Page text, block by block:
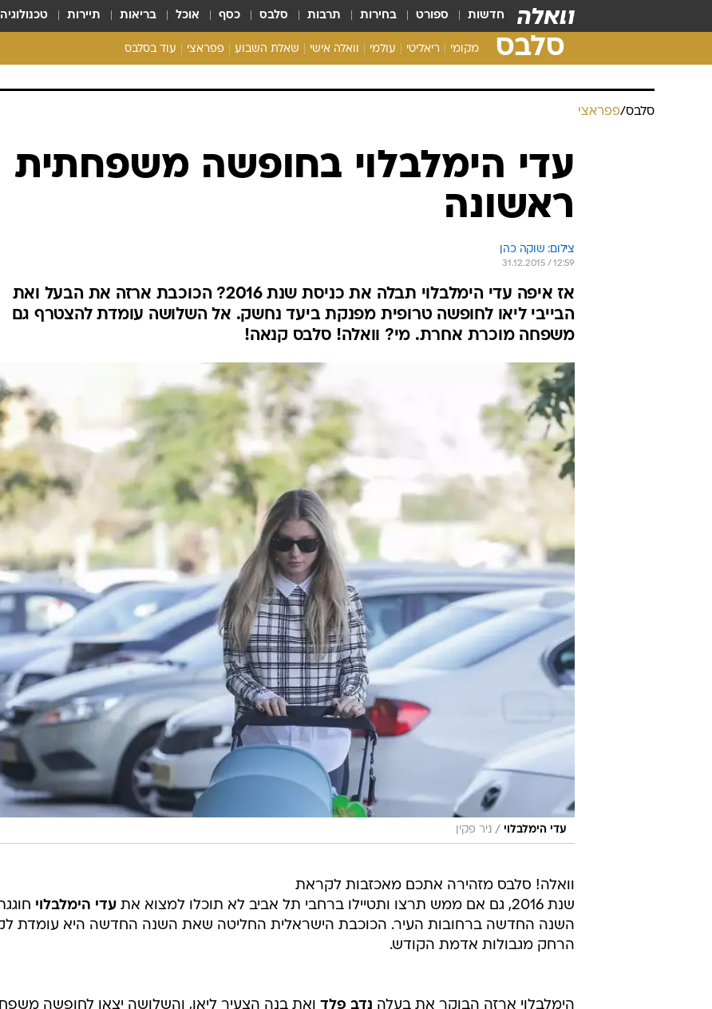
חדשות ספורט בחירות תרבות סלבס כסף אוכל בריאות תיירות טכנולוגיה
סלבס מקומי ריאליטי עולמי וואלה אישי שאלת השבוע פפראצי עוד בסלבס
רכלו לנו
עדי הימלבלוי בחופשה משפחתית
ראשונה
צילום: שוקה כהן
31.12.2015 / 12:59
אז איפה עדי הימלבלוי תבלה את כניסת שנת 2016? הכוכבת ארזה את הבעל ואת
הבייבי ליאו לחופשה טרופית מפנקת ביעד נחשק. אל השלושה עומדת להצטרף גם
משפחה מוכרת אחרת. מי? וואלה! סלבס קנאה!
עדי הימלבלוי / ניר פקין